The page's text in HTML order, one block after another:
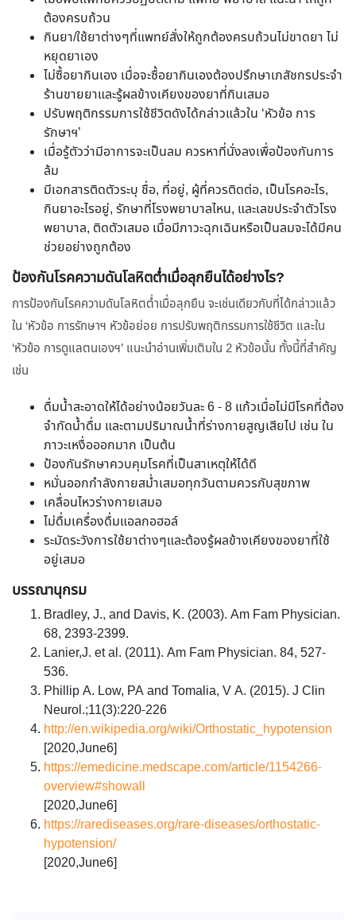
ต้องครบถ้วน
กินยา/ใช้ยาต่างๆที่แพทย์สั่งให้ถูกต้องครบถ้วนไม่ขาดยา ไม่
หยุดยาเอง
ไม่ซื้อยากินเอง เมื่อจะซื้อยากินเองต้องปรึกษาเภสัชกรประจำ
ร้านขายยาและรู้ผลข้างเคียงของยาที่กินเสมอ
ปรับพฤติกรรมการใช้ชีวิตดังได้กล่าวแล้วใน ‘หัวข้อ การ
รักษาฯ’
เมื่อรู้ตัวว่ามีอาการจะเป็นลม ควรหาที่นั่งลงเพื่อป้องกันการ
ล้ม
มีเอกสารติดตัวระบุ ชื่อ, ที่อยู่, ผู้ที่ควรติดต่อ, เป็นโรคอะไร,
กินยาอะไรอยู่, รักษาที่โรงพยาบาลไหน, และเลขประจำตัวโรง
พยาบาล, ติดตัวเสมอ เมื่อมีภาวะฉุกเฉินหรือเป็นลมจะได้มีคน
ช่วยอย่างถูกต้อง
ป้องกันโรคความดันโลหิตต่ำเมื่อลุกยืนได้อย่างไร?
การป้องกันโรคความดันโลหิตต่ำเมื่อลุกยืน จะเช่นเดียวกับที่ได้กล่าวแล้ว
ใน ‘หัวข้อ การรักษาฯ หัวข้อย่อย การปรับพฤติกรรมการใช้ชีวิต และใน
‘หัวข้อ การดูแลตนเองฯ’ แนะนำอ่านเพิ่มเติมใน 2 หัวข้อนั้น ทั้งนี้ที่สำคัญ
เช่น
ดื่มน้ำสะอาดให้ได้อย่างน้อยวันละ 6 - 8 แก้วเมื่อไม่มีโรคที่ต้อง
จำกัดน้ำดื่ม และตามปริมาณน้ำที่ร่างกายสูญเสียไป เช่น ใน
ภาวะเหงื่อออกมาก เป็นต้น
ป้องกันรักษาควบคุมโรคที่เป็นสาเหตุให้ได้ดี
หมั่นออกกำลังกายสม่ำเสมอทุกวันตามควรกับสุขภาพ
เคลื่อนไหวร่างกายเสมอ
ไม่ดื่มเครื่องดื่มแอลกอฮอล์
ระมัดระวังการใช้ยาต่างๆและต้องรู้ผลข้างเคียงของยาที่ใช้
อยู่เสมอ
บรรณานุกรม
Bradley, J., and Davis, K. (2003). Am Fam Physician.
68, 2393-2399.
Lanier,J. et al. (2011). Am Fam Physician. 84, 527-
536.
Phillip A. Low, PA and Tomalia, V A. (2015). J Clin
Neurol.;11(3):220-226
http://en.wikipedia.org/wiki/Orthostatic_hypotension
[2020,June6]
https://emedicine.medscape.com/article/1154266-
overview#showall
[2020,June6]
https://rarediseases.org/rare-diseases/orthostatic-
hypotension/
[2020,June6]